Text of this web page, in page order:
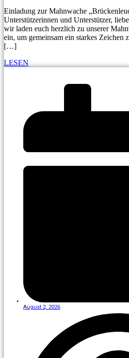
Einladung zur Mahnwache
Unterstützerinnen und Unterstützer,
wir laden euch herzlich zu unserer
ein, um gemeinsam ein starkes Zeichen
[…]
LESEN
August 2, 2026